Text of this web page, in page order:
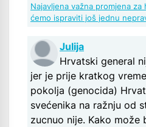
Najavljena važna promjena
ćemo ispraviti još jednu
Julija
Hrvatski general
jer je prije kratkog
pokolja (genocida)
svećenika na ražnju od
zucnuo nije. Kako može